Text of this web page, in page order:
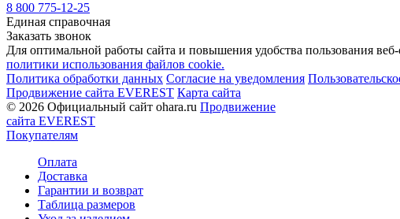
8 800 775-12-25
Единая справочная
Заказать звонок
Для оптимальной работы сайта и повышения удобства пользования
политики использования файлов cookie.
Политика обработки данных Согласие на уведомления
Продвижение сайта EVEREST Карта сайта
© 2026 Официальный сайт ohara.ru Продвижение
сайта EVEREST
Покупателям
Оплата
Доставка
Гарантии и возврат
Таблица размеров